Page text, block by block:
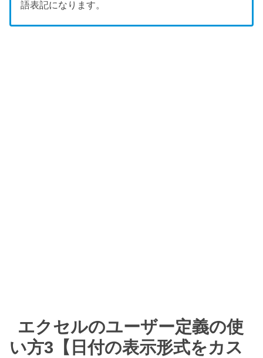
語表記になります。
エクセルのユーザー定義の使
い方3【日付の表示形式をカス